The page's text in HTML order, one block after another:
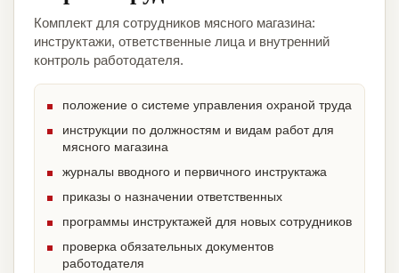
Комплект для сотрудников мясного магазина:
инструктажи, ответственные лица и внутренний
контроль работодателя.
положение о системе управления охраной труда
инструкции по должностям и видам работ для
мясного магазина
журналы вводного и первичного инструктажа
приказы о назначении ответственных
программы инструктажей для новых сотрудников
проверка обязательных документов
работодателя